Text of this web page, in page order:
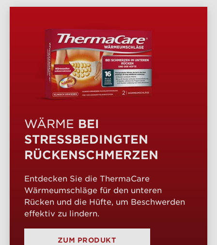
WÄRME BEI
STRESSBEDINGTEN
RÜCKENSCHMERZEN
Entdecken Sie die ThermaCare
Wärmeumschläge für den unteren
Rücken und die Hüfte, um Beschwerden
effektiv zu lindern.
ZUM PRODUKT